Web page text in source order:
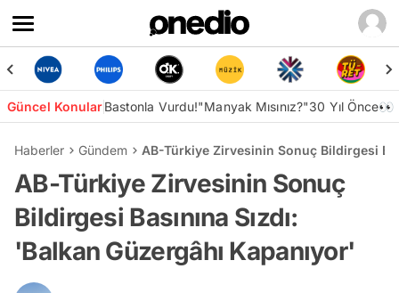
Güncel KonularBastonla Vurdu!"Manyak Mısınız?"30 Yıl Önce👀
Haberler Gündem AB-Türkiye Zirvesinin Sonuç Bildirgesi
AB-Türkiye Zirvesinin Sonuç
Bildirgesi Basınına Sızdı:
'Balkan Güzergâhı Kapanıyor'